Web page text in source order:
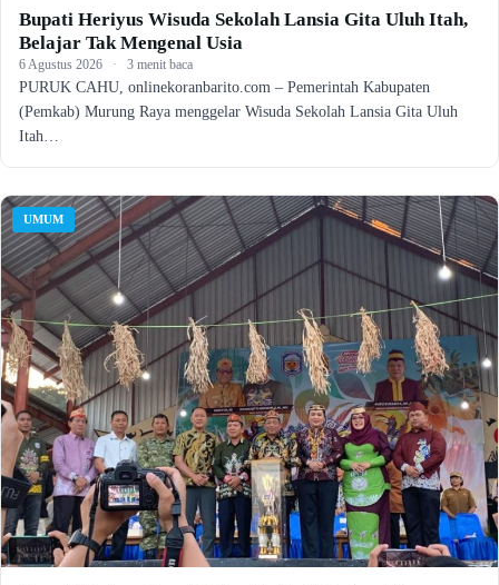
Bupati Heriyus Wisuda Sekolah Lansia Gita Uluh Itah,
Belajar Tak Mengenal Usia
6 Agustus 2026 · 3 menit baca
PURUK CAHU, onlinekoranbarito.com – Pemerintah Kabupaten
(Pemkab) Murung Raya menggelar Wisuda Sekolah Lansia Gita Uluh
Itah…
UMUM